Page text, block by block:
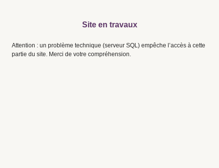
Site en travaux
Attention : un problème technique (serveur SQL) empêche l’accès à cette
partie du site. Merci de votre compréhension.